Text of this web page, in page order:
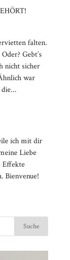
falten.
Gebt’s
nicht sicher
war
ich mit dir
Liebe
Effekte
Bienvenue!